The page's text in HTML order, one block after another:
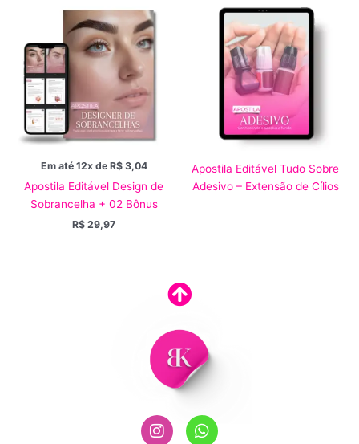
Em até 12x de R$3,04
Apostila Editável Design de
Sobrancelha + 02 Bônus
R$ 29,97
Apostila Editável Tudo Sobre
Adesivo – Extensão de Cílios